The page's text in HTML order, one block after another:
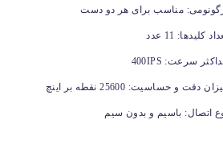
مناسب برای هر دو دست
کلیدها: 11 عدد
سرعت: 400IPS
دقت و حساسیت: 25600 نقطه بر اینچ
اتصال: باسیم و بدون سیم